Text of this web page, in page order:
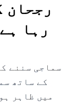
رجحان
رہا
سماجی سننے
کے ساتھ
میں ظاہر